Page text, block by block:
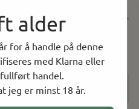
alder
for å handle på denne
med Klarna eller
handel.
jeg er minst 18 år.
av lett og søt
her.